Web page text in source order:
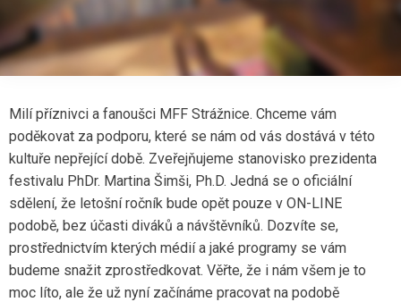
Milí příznivci a fanoušci MFF Strážnice. Chceme vám
poděkovat za podporu, které se nám od vás dostává v této
kultuře nepřející době. Zveřejňujeme stanovisko prezidenta
festivalu PhDr. Martina Šimši, Ph.D. Jedná se o oficiální
sdělení, že letošní ročník bude opět pouze v ON-LINE
podobě, bez účasti diváků a návštěvníků. Dozvíte se,
prostřednictvím kterých médií a jaké programy se vám
budeme snažit zprostředkovat. Věřte, že i nám všem je to
moc líto, ale že už nyní začínáme pracovat na podobě